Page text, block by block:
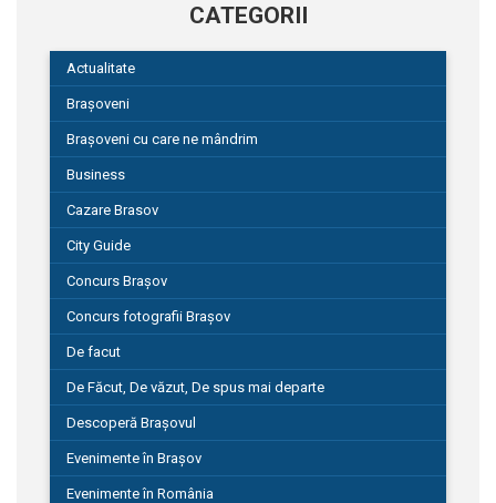
CATEGORII
Actualitate
Brașoveni
Brașoveni cu care ne mândrim
Business
Cazare Brasov
City Guide
Concurs Brașov
Concurs fotografii Brașov
De facut
De Făcut, De văzut, De spus mai departe
Descoperă Brașovul
Evenimente în Brașov
Evenimente în România